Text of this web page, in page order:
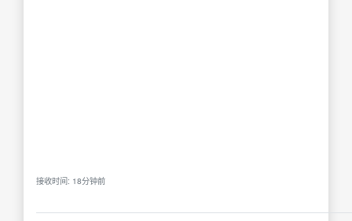
接收时间: 18分钟前